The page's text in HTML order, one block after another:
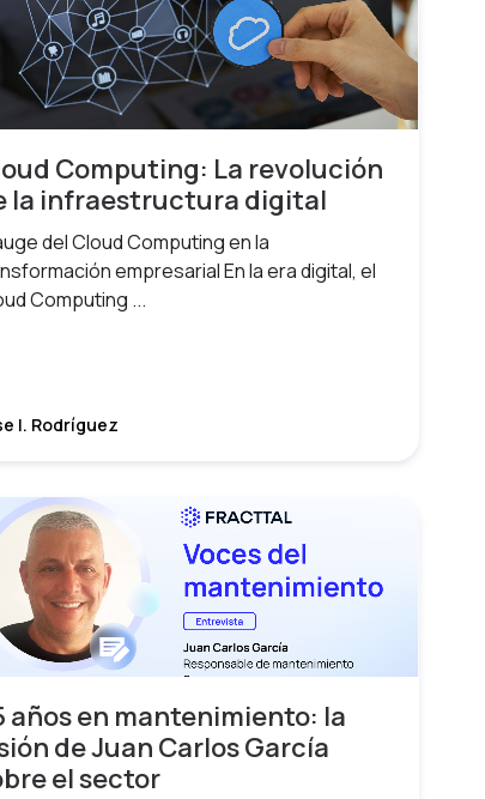
Computing: La revolución
la infraestructura digital
del Cloud Computing en la
empresarial En la era digital, el
Computing ...
I. Rodríguez
años en mantenimiento: la
de Juan Carlos García
el sector